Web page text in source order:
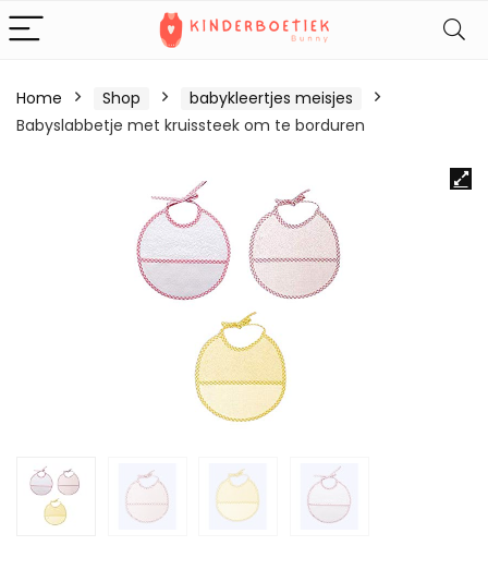
Home Shop
babykleertjes meisjes
Babyslabbetje met kruissteek om te borduren